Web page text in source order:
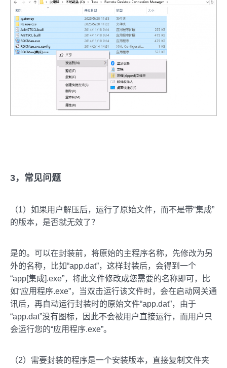
3，常见问题
（1）如果用户解压后，运行了原始文件，而不是带“集成”
的版本，是否就无效了？
是的。可以在封装前，将原始的主程序名称，先修改为另
外的名称，比如“app.dat”，这样封装后，会得到一个
“app[集成].exe”，将此文件修改成您需要的名称即可，比
如“应用程序.exe”，当双击运行该文件时，会在启动网关通
讯后，再自动运行封装时的原始文件“app.dat”，由于
“app.dat”没有图标，因此不会被用户直接运行，而用户只
会运行您的“应用程序.exe”。
（2）需要封装的程序是一个安装版本，直接复制文件夹